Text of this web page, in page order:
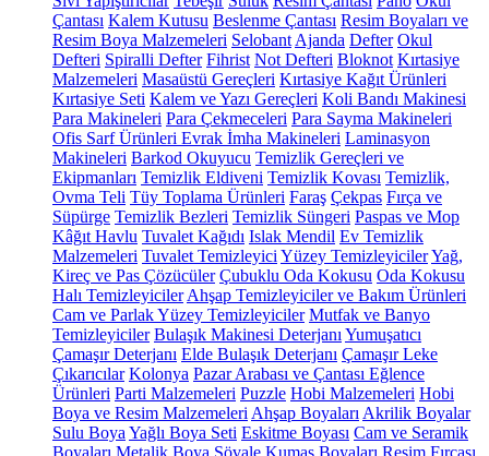
Çantası Kalem Kutusu Beslenme Çantası Resim Boyaları ve
Resim Boya Malzemeleri Selobant Ajanda Defter Okul
Defteri Spiralli Defter Fihrist Not Defteri Bloknot Kırtasiye
Malzemeleri Masaüstü Gereçleri Kırtasiye Kağıt Ürünleri
Kırtasiye Seti Kalem ve Yazı Gereçleri Koli Bandı Makinesi
Para Makineleri Para Çekmeceleri Para Sayma Makineleri
Ofis Sarf Ürünleri Evrak İmha Makineleri Laminasyon
Makineleri Barkod Okuyucu Temizlik Gereçleri ve
Ekipmanları Temizlik Eldiveni Temizlik Kovası Temizlik,
Ovma Teli Tüy Toplama Ürünleri Faraş Çekpas Fırça ve
Süpürge Temizlik Bezleri Temizlik Süngeri Paspas ve Mop
Kâğıt Havlu Tuvalet Kağıdı Islak Mendil Ev Temizlik
Malzemeleri Tuvalet Temizleyici Yüzey TemizleyicilerYağ,
Kireç ve Pas Çözücüler Çubuklu Oda Kokusu Oda Kokusu
Halı Temizleyiciler Ahşap Temizleyiciler ve Bakım Ürünleri
Cam ve Parlak Yüzey Temizleyiciler Mutfak ve Banyo
Temizleyiciler Bulaşık Makinesi Deterjanı Yumuşatıcı
Çamaşır Deterjanı Elde Bulaşık Deterjanı Çamaşır Leke
Çıkarıcılar Kolonya Pazar Arabası ve Çantası Eğlence
Ürünleri Parti Malzemeleri Puzzle Hobi Malzemeleri Hobi
Boya ve Resim Malzemeleri Ahşap Boyaları Akrilik Boyalar
Sulu Boya Yağlı Boya Seti Eskitme Boyası Cam ve Seramik
Boyaları Metalik Boya Şövale Kumaş Boyaları Resim Fırçası